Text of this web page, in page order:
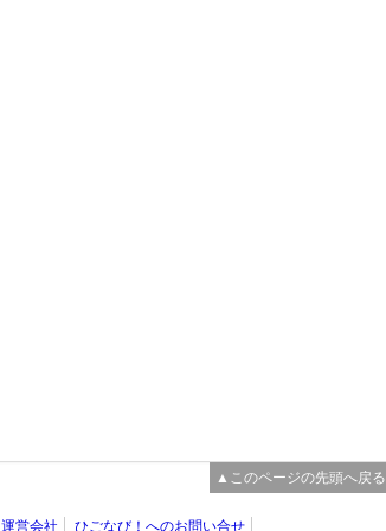
▲このページの先頭へ戻る
運営会社 ひごなび！へのお問い合せ